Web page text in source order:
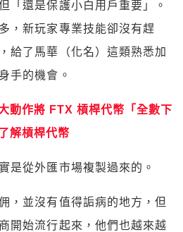
「還是保護小白用戶重要」。
，新玩家專業技能卻沒有趕
給了馬華（化名）這類熟悉加
手的機會。
動作將 FTX 槓桿代幣「全數下
解槓桿代幣
是從外匯市場複製過來的。
，並沒有值得詬病的地方，但
開始流行起來，他們也越來越